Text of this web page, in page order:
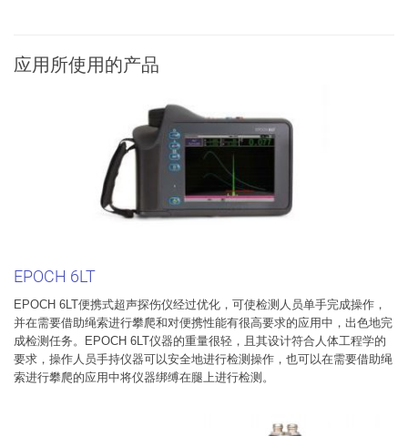
应用所使用的产品
EPOCH 6LT
EPOCH 6LT便携式超声探伤仪经过优化，可使检测人员单手完成操作，
并在需要借助绳索进行攀爬和对便携性能有很高要求的应用中，出色地完
成检测任务。EPOCH 6LT仪器的重量很轻，且其设计符合人体工程学的
要求，操作人员手持仪器可以安全地进行检测操作，也可以在需要借助绳
索进行攀爬的应用中将仪器绑缚在腿上进行检测。